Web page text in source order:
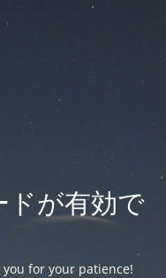
ドが有効で
for your patience!